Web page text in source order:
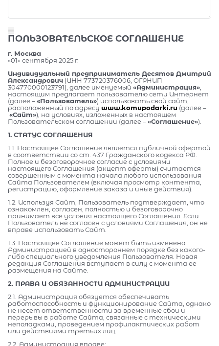
ПОЛЬЗОВАТЕЛЬСКОЕ СОГЛАШЕНИЕ
г. Москва
«01» сентября 2025 г.
Индивидуальный предприниматель Десятов Дмитрий
Александрович (ИНН 773720376006, ОГРНИП
304770000123791), далее именуемый «Администрация»
настоящим предлагает пользователю сети Интернет
(далее –«Пользователь») использовать свой сайт,
расположенный по адресу www.komupodarki.ru (далее –
«Сайт»), на условиях, изложенных в настоящем
Пользовательском соглашении (далее –«Соглашение»).
1. СТАТУС СОГЛАШЕНИЯ
1.1. Настоящее Соглашение является публичной офертой
в соответствии со ст. 437 Гражданского кодекса РФ.
Полное и безоговорочное согласие с условиями
настоящего Соглашения (акцепт оферты) считается
совершенным с момента начала любого использования
Сайта Пользователем (включая просмотр контента,
регистрацию, оформление заказа и иные действия).
1.2. Используя Сайт, Пользователь подтверждает, что
ознакомлен, согласен, полностью и безоговорочно
принимает все условия настоящего Соглашения. Если
Пользователь не согласен с условиями Соглашения, он не
вправе использовать Сайт.
1.3. Настоящее Соглашение может быть изменено
Администрацией в одностороннем порядке без какого-
либо специального уведомления Пользователя. Новая
редакция Соглашения вступает в силу с момента ее
размещения на Сайте.
2. ПРАВА И ОБЯЗАННОСТИ АДМИНИСТРАЦИИ
2.1. Администрация обязуется обеспечивать
работоспособность и функционирование Сайта, однако
не несет ответственности за временные сбои и
перерывы в работе Сайта, связанные с техническими
неполадками, проведением профилактических работ
или действиями третьих лиц.
2.2. Администрация вправе: